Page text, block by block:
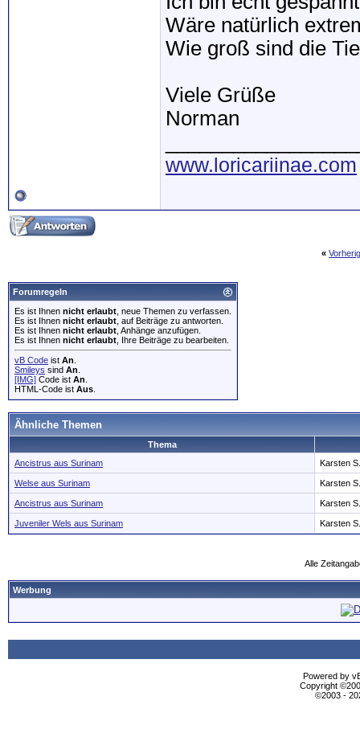
Wäre natürlich
Wie groß sind die
Viele Grüße
Norman
www.loricariinae.com
«
Forumregeln
Es ist Ihnen nicht erlaubt , neue Themen zu verfassen.
Es ist Ihnen nicht erlaubt , auf Beiträge zu antworten.
Es ist Ihnen nicht erlaubt , Anhänge anzufügen.
Es ist Ihnen nicht erlaubt , Ihre Beiträge zu bearbeiten.
vB Code ist An
Smileys sind An
[IMG] Code ist An
HTML-Code ist Aus
Ähnliche Themen
Thema
Ancistrus aus Surinam
Karsten S.
Welse aus Surinam Karsten S.
Ancistrus aus Surinam Karsten S.
Juveniler Wels aus Surinam Karsten S.
Alle
Werbung
Powered by
Copyright
©2003 -